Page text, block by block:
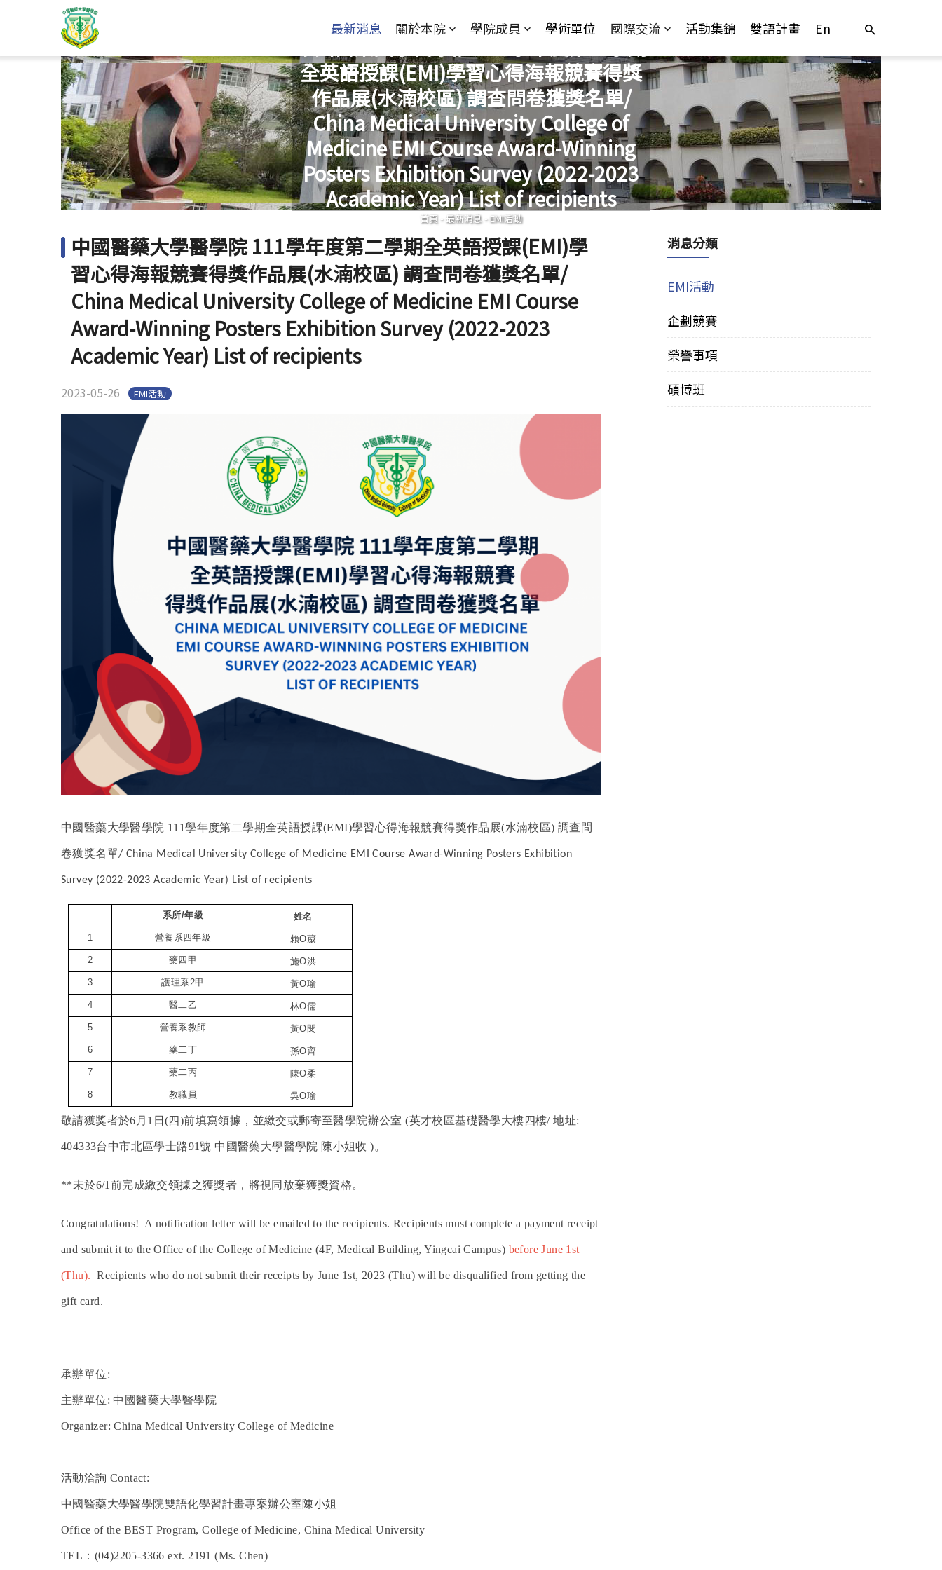
最新消息 關於本院 學院成員 學術單位 國際交流 活動集錦 雙語計畫 En
全英語授課(EMI)學習心得海報競賽得獎
作品展(水湳校區) 調查問卷獲獎名單/
China Medical University College of
Medicine EMI Course Award-Winning
Posters Exhibition Survey (2022-2023
Academic Year) List of recipients
您在這裡
首頁 - 最新消息 -EMI活動
中國醫藥大學醫學院 111學年度第二學期全英語授課(EMI)學
習心得海報競賽得獎作品展(水湳校區) 調查問卷獲獎名單/
China Medical University College of Medicine EMI Course
Award-Winning Posters Exhibition Survey (2022-2023
Academic Year) List of recipients
2023-05-26 EMI活動
中國醫藥大學醫學院 111學年度第二學期全英語授課(EMI)學習心得海報競賽得獎作品展(水湳校區) 調查問
卷獲獎名單/ China Medical University College of Medicine EMI Course Award-Winning Posters Exhibition
Survey (2022-2023 Academic Year) List of recipients
系所/年級
姓名
1
營養系四年級 賴O葳
2
藥四甲 施O洪
3
護理系2甲 黃O瑜
4
醫二乙 林O儒
5
營養系教師 黃O閔
6
藥二丁 孫O齊
7
藥二丙 陳O柔
8
教職員 吳O瑜
敬請獲獎者於6月1日(四)前填寫領據，並繳交或郵寄至醫學院辦公室 (英才校區基礎醫學大樓四樓/ 地址:
404333台中市北區學士路91號 中國醫藥大學醫學院 陳小姐收 )。
**未於6/1前完成繳交領據之獲獎者，將視同放棄獲獎資格。
Congratulations! A notification letter will be emailed to the recipients. Recipients must complete a payment receipt
and submit it to the Office of the College of Medicine (4F, Medical Building, Yingcai Campus) before June 1st
(Thu). Recipients who do not submit their receipts by June 1st, 2023 (Thu) will be disqualified from getting the
gift card.
承辦單位:
主辦單位: 中國醫藥大學醫學院
Organizer: China Medical University College of Medicine
活動洽詢 Contact:
中國醫藥大學醫學院雙語化學習計畫專案辦公室陳小姐
Office of the BEST Program, College of Medicine, China Medical University
TEL ： (04)2205-3366 ext. 2191 (Ms. Chen)
消息分類
EMI活動
企劃競賽
榮譽事項
碩博班